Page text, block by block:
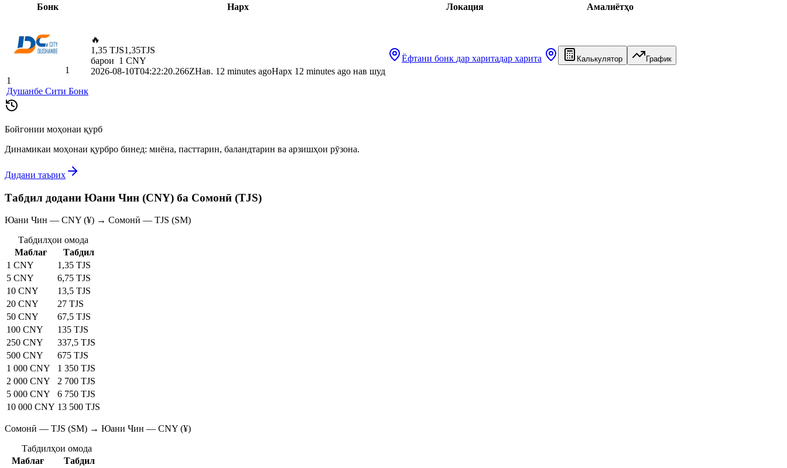
Бонк
Нарх Локация Амалиётҳо
1
1
Душанбе Сити Бонк
🔥
1,35 TJS1,35TJS
барои 1 CNY
2026-08-10T04:22:20.266ZНав. 12 minutes agoНарх 12 minutes ago нав шуд
Ёфтани бонк дар харитадар харита Калькулятор График
Бойгонии моҳонаи қурб
Динамикаи моҳонаи қурбро бинед: миёна, пасттарин, баландтарин ва арзишҳои рӯзона.
Дидани таърих
Табдил додани Юани Чин (CNY) ба Сомонӣ (TJS)
Юани Чин — CNY (¥) → Сомонӣ — TJS (SM)
Табдилҳои омода
Маблағ
Табдил
1 CNY
1,35 TJS
5 CNY
6,75 TJS
10 CNY
13,5 TJS
20 CNY
27 TJS
50 CNY
67,5 TJS
100 CNY
135 TJS
250 CNY
337,5 TJS
500 CNY
675 TJS
1 000 CNY
1 350 TJS
2 000 CNY
2 700 TJS
5 000 CNY
6 750 TJS
10 000 CNY 13 500 TJS
Сомонӣ — TJS (SM) → Юани Чин — CNY (¥)
Табдилҳои омода
Маблағ
Табдил